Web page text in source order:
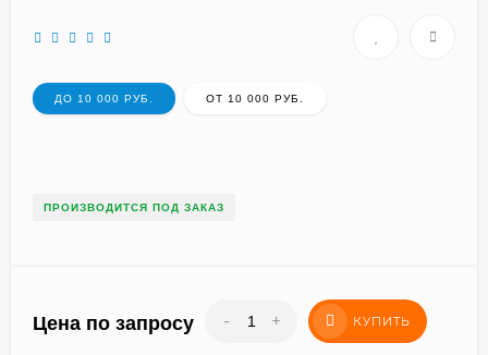
ДО 10 000 РУБ. ОТ 10 000 РУБ.
ПРОИЗВОДИТСЯ ПОД ЗАКАЗ
Цена по запросу - + КУПИТЬ